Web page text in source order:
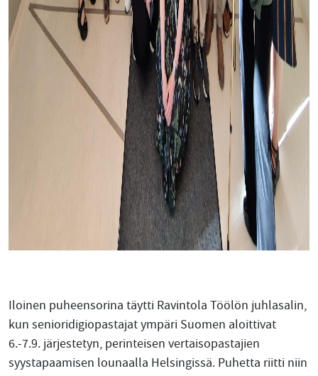
Iloinen puheensorina täytti Ravintola Töölön juhlasalin,
kun senioridigiopastajat ympäri Suomen aloittivat
6.-7.9. järjestetyn, perinteisen vertaisopastajien
syystapaamisen lounaalla Helsingissä. Puhetta riitti niin